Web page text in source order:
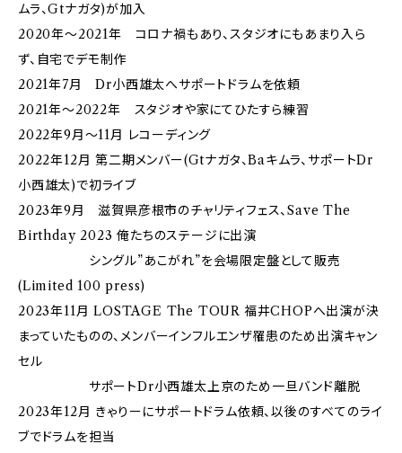
ムラ、Gtナガタ)が加入
2020年～2021年 コロナ禍もあり、スタジオにもあまり入ら
ず、自宅でデモ制作
2021年7月 Dr小西雄太へサポートドラムを依頼
2021年～2022年 スタジオや家にてひたすら練習
2022年9月～11月 レコーディング
2022年12月 第二期メンバー(Gtナガタ、Baキムラ、サポートDr
小西雄太)で初ライブ
2023年9月 滋賀県彦根市のチャリティフェス、Save The
Birthday 2023 俺たちのステージに出演
シングル”あこがれ”を会場限定盤として販売
(Limited 100 press)
2023年11月 LOSTAGE The TOUR 福井CHOPへ出演が決
まっていたものの、メンバーインフルエンザ罹患のため出演キャン
セル
サポートDr小西雄太上京のため一旦バンド離脱
2023年12月 きゃりーにサポートドラム依頼、以後のすべてのライ
ブでドラムを担当